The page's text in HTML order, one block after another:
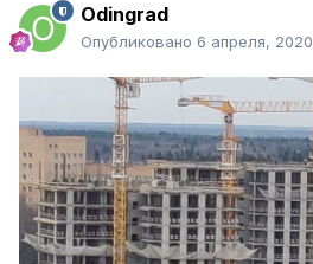
Odingrad
Опубликовано 6 апреля, 2020